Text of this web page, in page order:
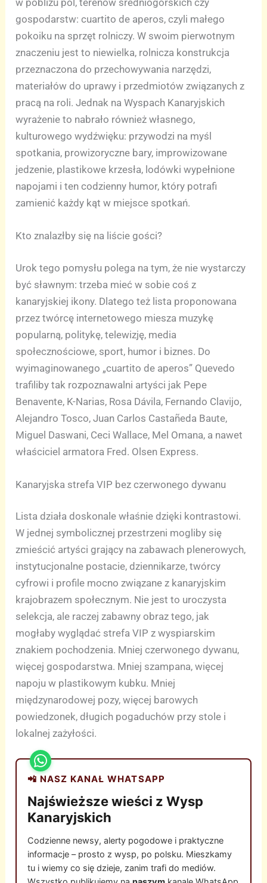
gospodarstw: cuartito de aperos, czyli małego
pokoiku na sprzęt rolniczy. W swoim pierwotnym
znaczeniu jest to niewielka, rolnicza konstrukcja
przeznaczona do przechowywania narzędzi,
materiałów do uprawy i przedmiotów związanych z
pracą na roli. Jednak na Wyspach Kanaryjskich
wyrażenie to nabrało również własnego,
kulturowego wydźwięku: przywodzi na myśl
spotkania, prowizoryczne bary, improwizowane
jedzenie, plastikowe krzesła, lodówki wypełnione
napojami i ten codzienny humor, który potrafi
zamienić każdy kąt w miejsce spotkań.
Kto znalazłby się na liście gości?
Urok tego pomysłu polega na tym, że nie wystarczy
być sławnym: trzeba mieć w sobie coś z
kanaryjskiej ikony. Dlatego też lista proponowana
przez twórcę internetowego miesza muzykę
popularną, politykę, telewizję, media
społecznościowe, sport, humor i biznes. Do
wyimaginowanego „cuartito de aperos” Quevedo
trafiliby tak rozpoznawalni artyści jak Pepe
Benavente, K-Narias, Rosa Dávila, Fernando Clavijo,
Alejandro Tosco, Juan Carlos Castañeda Baute,
Miguel Daswani, Ceci Wallace, Mel Omana, a nawet
właściciel armatora Fred. Olsen Express.
Kanaryjska strefa VIP bez czerwonego dywanu
Lista działa doskonale właśnie dzięki kontrastowi.
W jednej symbolicznej przestrzeni mogliby się
zmieścić artyści grający na zabawach plenerowych,
instytucjonalne postacie, dziennikarze, twórcy
cyfrowi i profile mocno związane z kanaryjskim
krajobrazem społecznym. Nie jest to uroczysta
selekcja, ale raczej zabawny obraz tego, jak
mogłaby wyglądać strefa VIP z wyspiarskim
znakiem pochodzenia. Mniej czerwonego dywanu,
więcej gospodarstwa. Mniej szampana, więcej
napoju w plastikowym kubku. Mniej
międzynarodowej pozy, więcej barowych
powiedzonek, długich pogaduchów przy stole i
lokalnej zażyłości.
📲 NASZ KANAŁ WHATSAPP
Najświeższe wieści z Wysp
Kanaryjskich
Codzienne newsy, alerty pogodowe i praktyczne
informacje – prosto z wysp, po polsku. Mieszkamy
tu i wiemy co się dzieje, zanim trafi do mediów.